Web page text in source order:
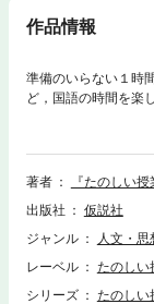
作品情報
準備のいらない１時
ど，国語の時間を楽
す。 ★★ もくじ
業は「アクロスティ
授業／漢字慣用句ト
とを書く作文の授業
に名前をつけよう，
おんきたんころりん
み〉／おじさんのか
ら／五味太郎さんの
著者
『たのしい
出版社
仮説社
ジャンル
人文・思
レーベル
たのしい
シリーズ
たのしい